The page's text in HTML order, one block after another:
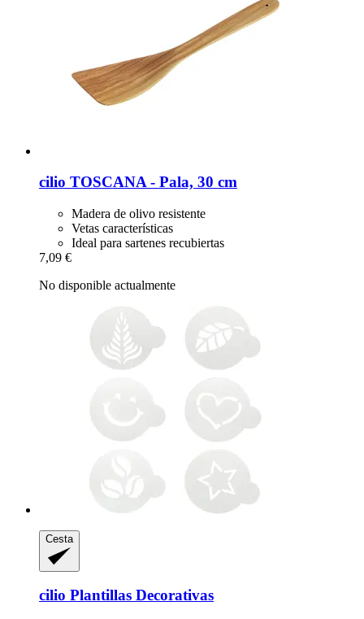
cilio TOSCANA -​ Pala, 30 cm
Madera de olivo resistente
Vetas características
Ideal para sartenes recubiertas
7,09 €
No disponible actualmente
Cesta
cilio Plantillas Decorativas